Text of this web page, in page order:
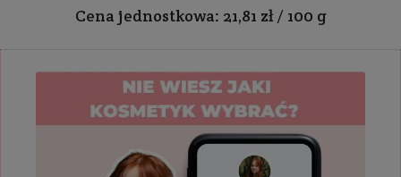
Cena jednostkowa: 21,81 zł / 100 g